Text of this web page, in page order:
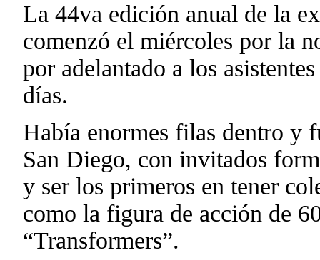
La 44va edición anual de la
comenzó el miércoles por la
por adelantado a los
días.
Había enormes filas dentro y
San Diego, con invitados
y ser los primeros en tener
como la figura de acción de
“Transformers”.